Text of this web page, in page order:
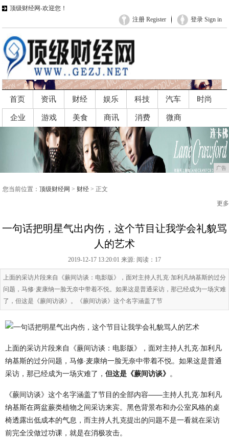
顶级财经网-欢迎您！
登录 Sign in
注册 Register
首页 资讯 财经 娱乐 科技 汽车 时尚
企业 游戏 美食 商讯 消费 微商
广告
您当前位置： 顶级财经网 > 财经 > 正文
更多
一句话把明星气出内伤，这个节目让我学会礼貌骂
人的艺术
2019-12-17 13:20:01 来源: 阅读：17
上面的采访片段来自《蕨间访谈：电影版》，面对主持人扎克·加利凡纳基斯的过分
问题，马修·麦康纳一脸无奈中带着不悦。如果这是普通采访，那已经成为一场灾难
了，但这是《蕨间访谈》。《蕨间访谈》这个名字涵盖了节
上面的采访片段来自《蕨间访谈：电影版》，面对主持人扎克·加利凡
纳基斯的过分问题，马修·麦康纳一脸无奈中带着不悦。如果这是普通
采访，那已经成为一场灾难了， 但这是《蕨间访谈》 。
《蕨间访谈》这个名字涵盖了节目的全部内容——主持人扎克·加利凡
纳基斯在两盆蕨类植物之间采访来宾。黑色背景布和办公室风格的桌
椅透露出低成本的气息，而主持人扎克提出的问题不是一看就在采访
前完全没做过功课，就是在消极攻击。